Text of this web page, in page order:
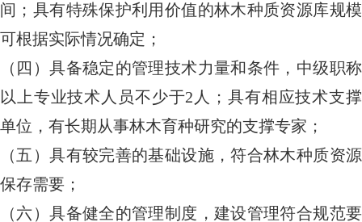
间；具有特殊保护利用价值的林木种质资源库规模
可根据实际情况确定；
（四）具备稳定的管理技术力量和条件，中级职称
以上专业技术人员不少于2人；具有相应技术支撑
单位，有长期从事林木育种研究的支撑专家；
（五）具有较完善的基础设施，符合林木种质资源
保存需要；
（六）具备健全的管理制度，建设管理符合规范要